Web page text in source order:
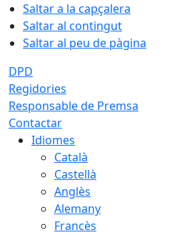
Saltar a la capçalera
Saltar al contingut
Saltar al peu de pàgina
DPD
Regidories
Responsable de Premsa
Contactar
Idiomes
Català
Castellà
Anglès
Alemany
Francès